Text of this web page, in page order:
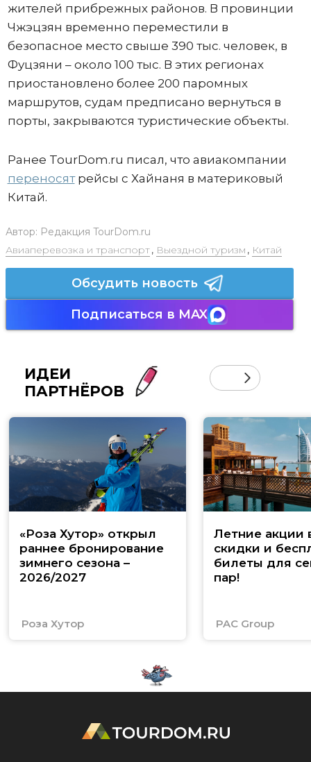
жителей прибрежных районов. В провинции
Чжэцзян временно переместили в
безопасное место свыше 390 тыс. человек, в
Фуцзяни – около 100 тыс. В этих регионах
приостановлено более 200 паромных
маршрутов, судам предписано вернуться в
порты, закрываются туристические объекты.
Ранее TourDom.ru писал, что авиакомпании
переносятрейсы с Хайнаня в материковый
Китай.
Автор: Редакция TourDom.ru
Авиаперевозка и транспорт, Выездной туризм , Китай
Обсудить новость
Подписаться в MAX
ИДЕИ
ПАРТНЁРОВ
«Роза Хутор» открыл
раннее бронирование
зимнего сезона –
2026/2027
Роза Хутор
Летние акции
скидки и
билеты для
пар!
PAC Group